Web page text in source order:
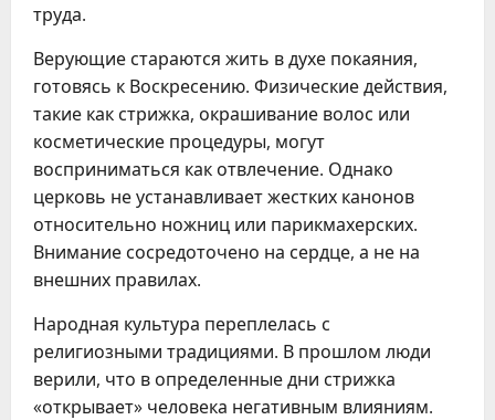
труда.
Верующие стараются жить в духе покаяния,
готовясь к Воскресению. Физические действия,
такие как стрижка, окрашивание волос или
косметические процедуры, могут
восприниматься как отвлечение. Однако
церковь не устанавливает жестких канонов
относительно ножниц или парикмахерских.
Внимание сосредоточено на сердце, а не на
внешних правилах.
Народная культура переплелась с
религиозными традициями. В прошлом люди
верили, что в определенные дни стрижка
«открывает» человека негативным влияниям.